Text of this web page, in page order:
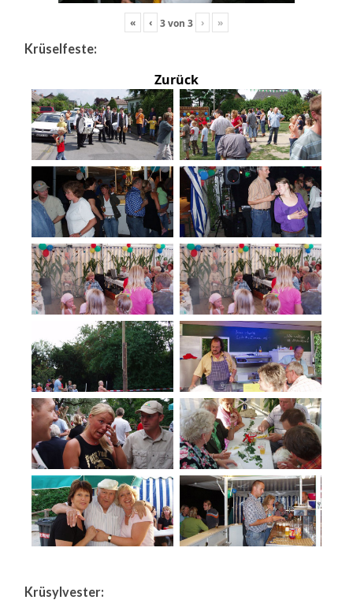
« ‹ 3von 3 › »
Krüselfeste:
Zurück
Krüsylvester: